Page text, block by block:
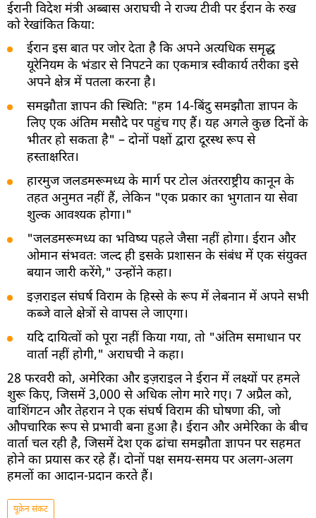
ईरानी विदेश मंत्री अब्बास अराघची ने राज्य टीवी पर ईरान के रुख
को रेखांकित किया:
ईरान इस बात पर जोर देता है कि अपने अत्यधिक समृद्ध
यूरेनियम के भंडार से निपटने का एकमात्र स्वीकार्य तरीका इसे
अपने क्षेत्र में पतला करना है।
समझौता ज्ञापन की स्थिति: "हम 14-बिंदु समझौता ज्ञापन के
लिए एक अंतिम मसौदे पर पहुंच गए हैं। यह अगले कुछ दिनों के
भीतर हो सकता है" – दोनों पक्षों द्वारा दूरस्थ रूप से
हस्ताक्षरित।
हारमुज जलडमरूमध्य के मार्ग पर टोल अंतरराष्ट्रीय कानून के
तहत अनुमत नहीं हैं, लेकिन "एक प्रकार का भुगतान या सेवा
शुल्क आवश्यक होगा।"
"जलडमरूमध्य का भविष्य पहले जैसा नहीं होगा। ईरान और
ओमान संभवतः जल्द ही इसके प्रशासन के संबंध में एक संयुक्त
बयान जारी करेंगे," उन्होंने कहा।
इज़राइल संघर्ष विराम के हिस्से के रूप में लेबनान में अपने सभी
कब्जे वाले क्षेत्रों से वापस ले जाएगा।
यदि दायित्वों को पूरा नहीं किया गया, तो "अंतिम समाधान पर
वार्ता नहीं होगी," अराघची ने कहा।
28 फरवरी को, अमेरिका और इज़राइल ने ईरान में लक्ष्यों पर हमले
शुरू किए, जिसमें 3,000 से अधिक लोग मारे गए। 7 अप्रैल को,
वाशिंगटन और तेहरान ने एक संघर्ष विराम की घोषणा की, जो
औपचारिक रूप से प्रभावी बना हुआ है। ईरान और अमेरिका के बीच
वार्ता चल रही है, जिसमें देश एक ढांचा समझौता ज्ञापन पर सहमत
होने का प्रयास कर रहे हैं। दोनों पक्ष समय-समय पर अलग-अलग
हमलों का आदान-प्रदान करते हैं।
यूक्रेन संकट